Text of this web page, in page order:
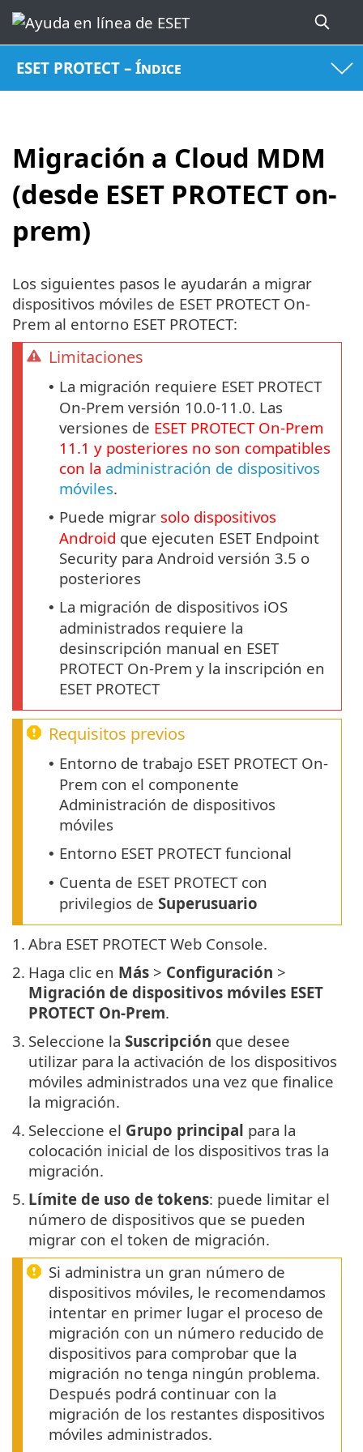
ESET PROTECT – Índice
Migración a Cloud MDM
(desde ESET PROTECT on-
prem)
Los siguientes pasos le ayudarán a migrar
dispositivos móviles de ESET PROTECT On-
Prem al entorno ESET PROTECT:
Limitaciones
• La migración requiere ESET PROTECT
On-Prem versión 10.0-11.0. Las
versiones de ESET PROTECT On-Prem
11.1 y posteriores no son compatibles
con la administración de dispositivos
móviles.
• Puede migrar solo dispositivos
Android que ejecuten ESET Endpoint
Security para Android versión 3.5 o
posteriores
• La migración de dispositivos iOS
administrados requiere la
desinscripción manual en ESET
PROTECT On-Prem y la inscripción en
ESET PROTECT
Requisitos previos
• Entorno de trabajo ESET PROTECT On-
Prem con el componente
Administración de dispositivos
móviles
• Entorno ESET PROTECT funcional
• Cuenta de ESET PROTECT con
privilegios de Superusuario
1. Abra ESET PROTECT Web Console.
2. Haga clic en Más > Configuración >
Migración de dispositivos móviles ESET
PROTECT On-Prem.
3. Seleccione la Suscripción que desee
utilizar para la activación de los dispositivos
móviles administrados una vez que finalice
la migración.
4. Seleccione el Grupo principal para la
colocación inicial de los dispositivos tras la
migración.
5. Límite de uso de tokens: puede limitar el
número de dispositivos que se pueden
migrar con el token de migración.
Si administra un gran número de
dispositivos móviles, le recomendamos
intentar en primer lugar el proceso de
migración con un número reducido de
dispositivos para comprobar que la
migración no tenga ningún problema.
Después podrá continuar con la
migración de los restantes dispositivos
móviles administrados.